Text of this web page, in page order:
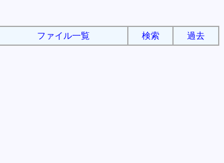
ファイル一覧 検索 過去